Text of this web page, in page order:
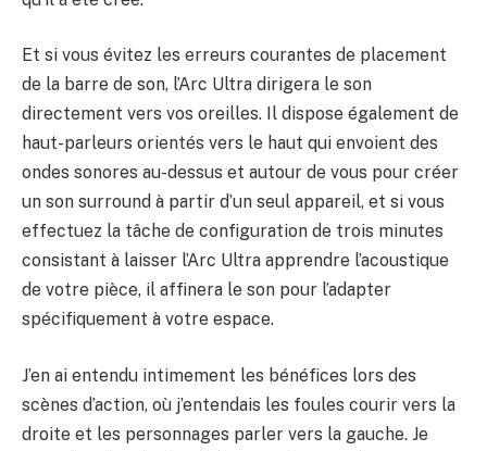
Et si vous évitez les erreurs courantes de placement
de la barre de son, l’Arc Ultra dirigera le son
directement vers vos oreilles. Il dispose également de
haut-parleurs orientés vers le haut qui envoient des
ondes sonores au-dessus et autour de vous pour créer
un son surround à partir d’un seul appareil, et si vous
effectuez la tâche de configuration de trois minutes
consistant à laisser l’Arc Ultra apprendre l’acoustique
de votre pièce, il affinera le son pour l’adapter
spécifiquement à votre espace.
J’en ai entendu intimement les bénéfices lors des
scènes d’action, où j’entendais les foules courir vers la
droite et les personnages parler vers la gauche. Je